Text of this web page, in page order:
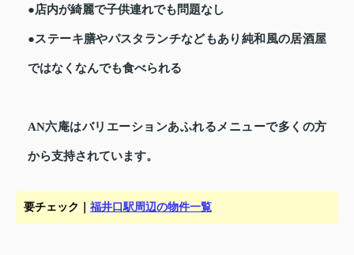
●店内が綺麗で子供連れでも問題なし
●ステーキ膳やパスタランチなどもあり純和風の居酒屋
ではなくなんでも食べられる
AN六庵はバリエーションあふれるメニューで多くの方
から支持されています。
要チェック｜ 福井口駅周辺の物件一覧